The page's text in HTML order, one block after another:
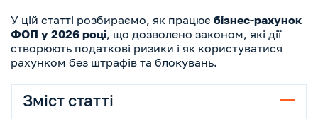
У цій статті розбираємо, як працює бізнес-рахунок
ФОП у 2026 році, що дозволено законом, які дії
створюють податкові ризики і як користуватися
рахунком без штрафів та блокувань.
Зміст статті